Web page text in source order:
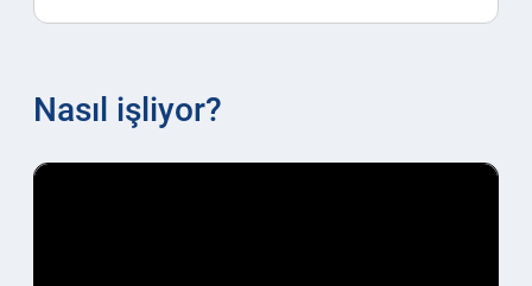
Nasıl işliyor?